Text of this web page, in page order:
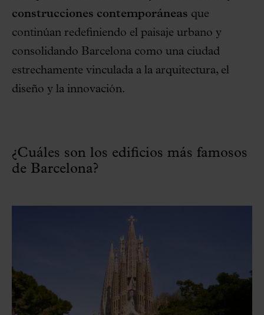
construcciones contemporáneas que
continúan redefiniendo el paisaje urbano y
consolidando Barcelona como una ciudad
estrechamente vinculada a la arquitectura, el
diseño y la innovación.
¿Cuáles son los edificios más famosos
de Barcelona?